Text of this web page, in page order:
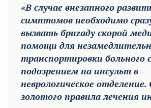
«В случае внезапного
симптомов необходимо
вызвать бригаду скорой
помощи для
транспортировки больного с
подозрением на инсульт в
неврологическое
золотого правила лечения